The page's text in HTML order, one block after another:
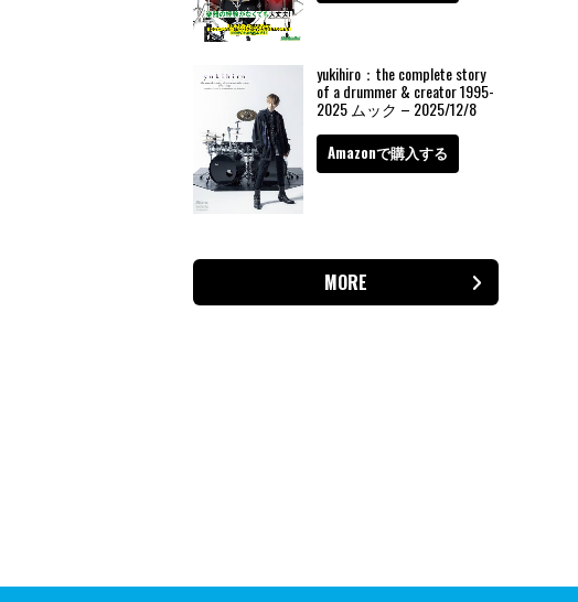
yukihiro：the complete story
of a drummer & creator 1995-
2025 ムック – 2025/12/8
Amazonで購入する
MORE